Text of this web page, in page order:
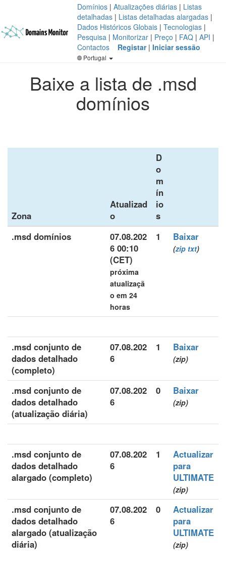
Domínios | Atualizações diárias | Listas
detalhadas | Listas detalhadas alargadas |
Dados Históricos Globais | Tecnologias |
Pesquisa | Monitorizar | Preço | FAQ | API |
Contactos
Registar| Iniciar sessão
Portugal
Baixe a lista de .msd
domínios
Zona
Atualizad
o
D
o
m
ín
io
s
.msd domínios
07.08.202
6 00:10
(CET)
próxima
atualizaçã
o em 24
horas
1 Baixar
(zip txt)
.msd conjunto de
dados detalhado
(completo)
07.08.202
6
1 Baixar
(zip)
.msd conjunto de
dados detalhado
(atualização diária)
07.08.202
6
0 Baixar
(zip)
.msd conjunto de
dados detalhado
alargado (completo)
07.08.202
6
1
Actualizar
para
ULTIMATE
(zip)
.msd conjunto de
dados detalhado
alargado (atualização
diária)
07.08.202
6
0
Actualizar
para
ULTIMATE
(zip)